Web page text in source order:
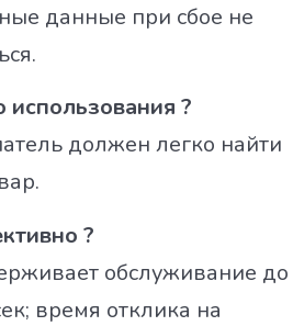
данные при сбое не
использования ?
должен легко найти
?
обслуживание до
время отклика на